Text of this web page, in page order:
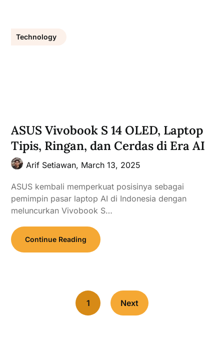
Technology
ASUS Vivobook S 14 OLED, Laptop
Tipis, Ringan, dan Cerdas di Era AI
Arif Setiawan, March 13, 2025
ASUS kembali memperkuat posisinya sebagai
pemimpin pasar laptop AI di Indonesia dengan
meluncurkan Vivobook S…
Continue Reading
1 Next